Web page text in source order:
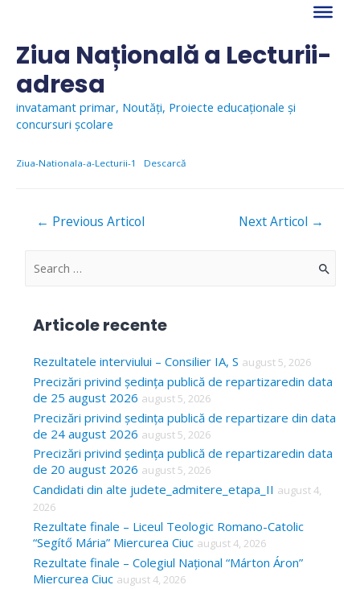
contentZiua Națională a Lecturii-
adresa
invatamant primar, Noutăți, Proiecte educaționale și
concursuri școlare
Ziua-Nationala-a-Lecturii-1 Descarcă
Navigare
← Previous Articol Next Articol →
S
c
h
f
o
r
:
Articole recente
Rezultatele interviului – Consilier IA, S august 5, 2026
Precizări privind ședința publică de repartizaredin data
de 25 august 2026 august 5, 2026
Precizări privind ședința publică de repartizare din data
de 24 august 2026 august 5, 2026
Precizări privind ședința publică de repartizaredin data
de 20 august 2026 august 5, 2026
Candidati din alte judete_admitere_etapa_II august 4,
2026
Rezultate finale – Liceul Teologic Romano-Catolic
“Segítő Mária” Miercurea Ciuc august 4, 2026
Rezultate finale – Colegiul Național “Márton Áron”
Miercurea Ciuc august 4, 2026